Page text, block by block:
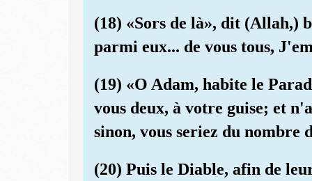
(18) «Sors de là», dit (Allah,)
parmi eux... de vous tous,
(19) «O Adam, habite le
vous deux, à votre guise; et
sinon, vous seriez du nombre
(20) Puis le Diable, afin de